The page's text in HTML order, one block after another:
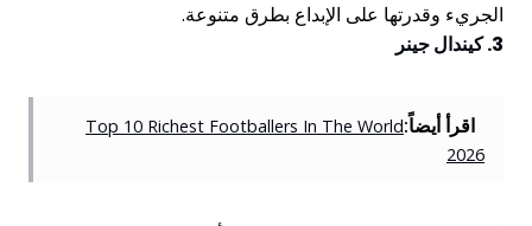
الجريء وقدرتها على الإبداع بطرق متنوعة.
3. كيندال جينر
اقرأ أيضاً:Top 10 Richest Footballers In The World
2026